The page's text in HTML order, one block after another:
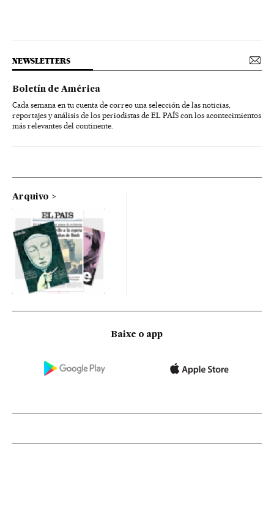
NEWSLETTERS
Boletín de América
Cada semana en tu cuenta de correo una selección de las noticias,
reportajes y análisis de los periodistas de EL PAÍS con los acontecimientos
más relevantes del continente.
Arquivo
Baixe o app